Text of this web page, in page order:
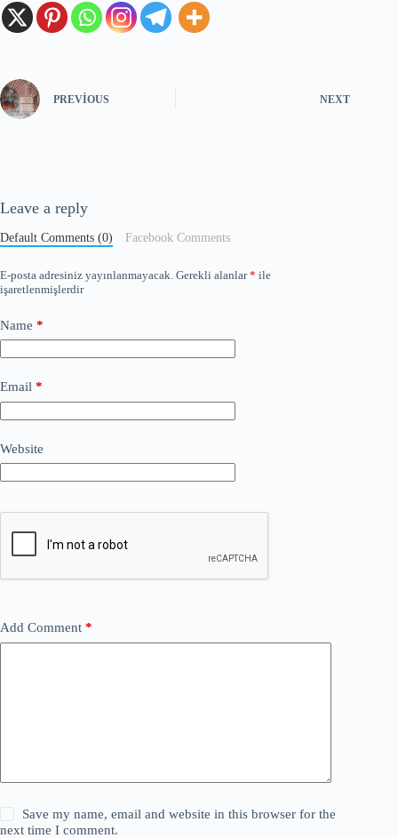
PREVIOUS NEXT
Leave a reply
Default Comments (0) Facebook Comments
E-posta adresiniz yayınlanmayacak. Gerekli alanlar* ile
işaretlenmişlerdir
Name *
Email *
Website
Add Comment *
Save my name, email and website in this browser for the
next time I comment.